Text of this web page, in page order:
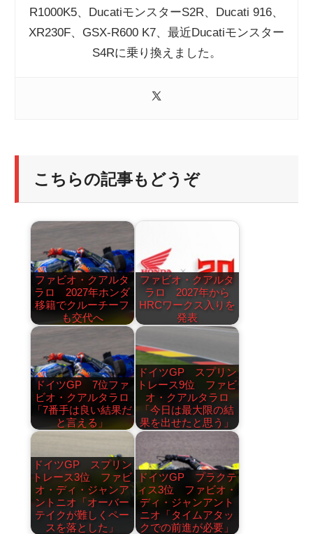
R1000K5、DucatiモンスターS2R、Ducati 916、
XR230F、GSX-R600 K7、最近Ducatiモンスター
S4Rに乗り換えました。
こちらの記事もどうぞ
ファビオ・クアルタ
ラロ 2027年ホンダ
移籍でクルーチーフ
も交代へ
ファビオ・クアルタ
ラロ 2027年から
HRCワークス入りを
発表
ドイツGP 7位ファ
ビオ・クアルタラロ
「7番手は良い結果だ
と言える」
ドイツGP スプリン
トレース9位 ファビ
オ・クアルタラロ
「今日は最大限の結
果を出せたと思う」
ドイツGP スプリン
トレース3位 ファビ
オ・ディ・ジャンア
ントニオ「オーバー
テイクが難しくペー
スを落とした」
ドイツGP プラクテ
ィス3位 ファビオ・
ディ・ジャンアント
ニオ「タイムアタッ
クでの前進が必要」